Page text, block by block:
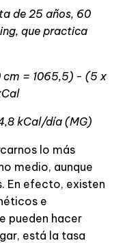
de 25 años, 60
que practica
cm = 1065,5) - (5 x
kCal/día (MG)
lo más
medio, aunque
En efecto, existen
e
pueden hacer
está la tasa